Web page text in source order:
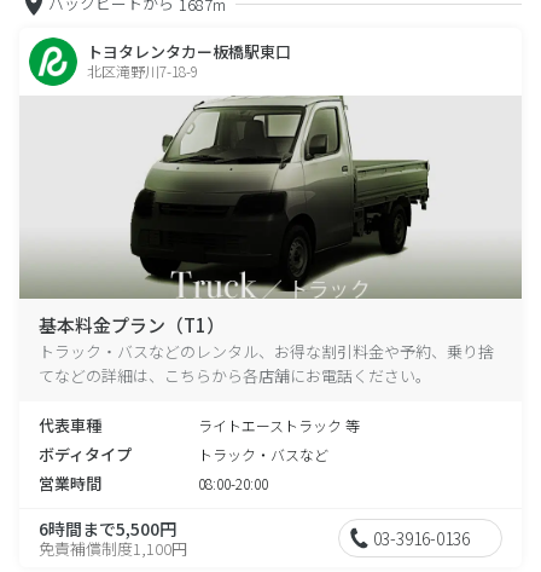
トヨタレンタカー板橋駅東口
北区滝野川7-18-9
基本料金プラン（T1）
トラック・バスなどのレンタル、お得な割引料金や予約、乗り捨
てなどの詳細は、こちらから各店舗にお電話ください。
代表車種 ライトエーストラック 等
ボディタイプ トラック・バスなど
営業時間 08:00-20:00
6時間まで5,500円
免責補償制度1,100円 03-3916-0136